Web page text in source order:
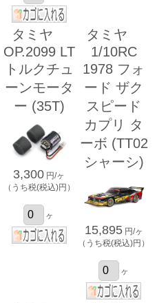
タミヤ
OP.2099 LT
トルクチュ
ーンモータ
ー (35T)
3,300 円/ヶ
（うち税(税込)円）
ヶ
タミヤ
1/10RC
1978 フォ
ード ザク
スピード
カプリ タ
ーボ (TT02
シャーシ)
15,895 円/ヶ
（うち税(税込)円）
ヶ